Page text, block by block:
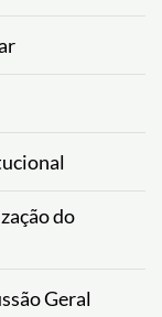
do
Geral